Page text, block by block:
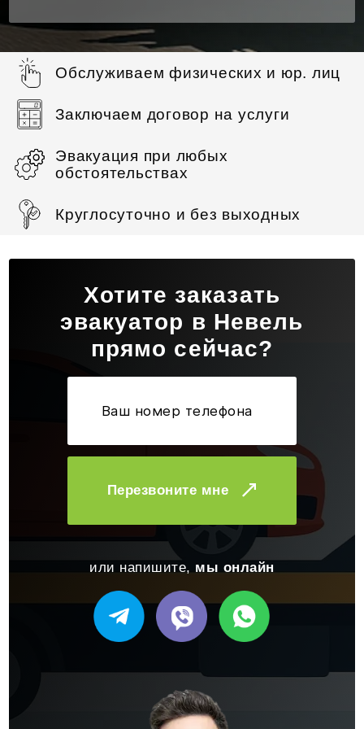
Обслуживаем физических и юр. лиц
Заключаем договор на услуги
Эвакуация при любых
обстоятельствах
Круглосуточно и без выходных
Хотите заказать
эвакуатор в Невель
прямо сейчас?
Перезвоните мне
или напишите, мы онлайн